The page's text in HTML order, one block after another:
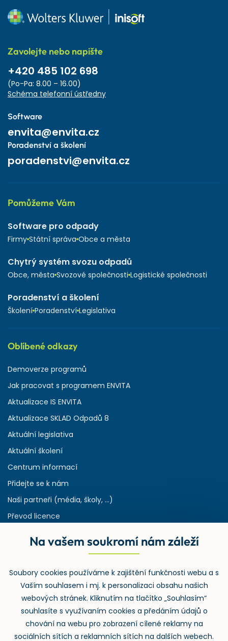
Zavolejte nebo napište
+420 485 102 698
(Po-Pa: 8.00 – 16.00)
Schéma telefonní ústředny
Software
envita@envita.cz
Poradenství a školení
poradenstvi@envita.cz
Pomůžeme Vám
Software pro odpady
Firmy Státní správa Obce a města
Chytrý systém svozu odpadů
Obce, města Svozové společnosti Logistické společnosti
Poradenství a školení
Školení Poradenství Legislativa
Oblíbené odkazy
Demoverze programů
Jak pracovat s programem ENVITA
Aktualizace IS ENVITA
Aktualizace SKLAD Odpadů 8
Aktuální legislativa
Aktuální školení
Centrum informací
Přidejte se k nám
Naši partneři (média, školy, ...)
Převod licence
Rejstřík používaných zkratek v odpadech
Zpětný odběr
Na vašem soukromí nám záleží
Soubory cookies používáme k zajištění funkčnosti webu a s
Vaším souhlasem i mj. k personalizaci obsahu našich
webových stránek. Kliknutím na tlačítko „Souhlasím“
souhlasíte s využívaním cookies a předáním údajů o
chování na webu pro zobrazení cílené reklamy na
sociálních sítích a reklamních sítích na dalších webech.